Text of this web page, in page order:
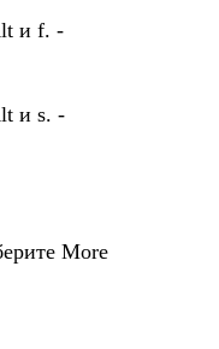
и f. -
и s. -
More